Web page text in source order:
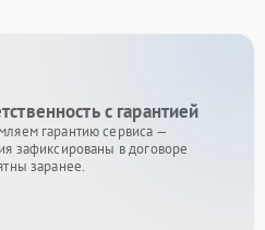
с гарантией
гарантию сервиса —
зафиксированы в договоре
заранее.